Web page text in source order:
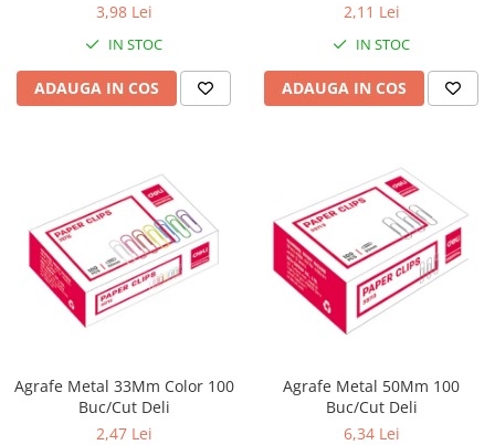
3,98 Lei
IN STOC
ADAUGA IN COS
2,11 Lei
IN STOC
ADAUGA IN COS
Agrafe Metal 33Mm Color 100
Buc/Cut Deli
2,47 Lei
Agrafe Metal 50Mm 100
Buc/Cut Deli
6,34 Lei